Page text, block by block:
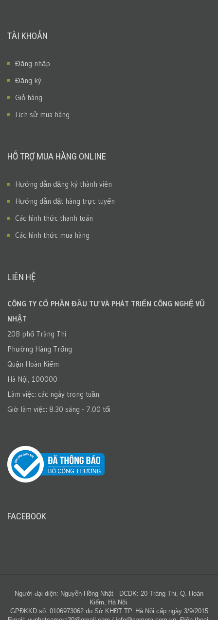
TÀI KHOẢN
Đăng nhập
Đăng ký
Giỏ hàng
Lịch sử mua hàng
HỖ TRỢ MUA HÀNG ONLINE
Hướng dẫn đăng ký thành viên
Hướng dẫn đặt hàng trực tuyến
Các hình thức thanh toán
Các hình thức mua hàng
LIÊN HỆ
CÔNG TY CỔ PHẦN ĐẦU TƯ VÀ PHÁT TRIỂN CÔNG NGHỆ VŨ
NHẬT
20B phố Tràng Thi
Phường Hàng Trống
Quận Hoàn Kiếm
Hà Nội, 100000
Làm việc: các ngày trong tuần.
Giờ làm việc: 8.30 sáng - 7.00 tối
FACEBOOK
Người đại diện: Nguyễn Hồng Nhật - ĐCĐK: 20 Tràng Thi, Q. Hoàn
Kiếm, Hà Nội.
GPĐKKD số: 0106973062 do Sở KHĐT TP. Hà Nội cấp ngày 3/9/2015